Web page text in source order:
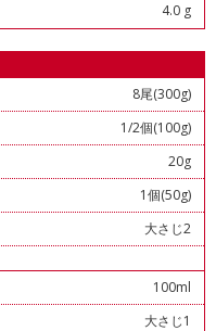
4.0 g
8尾(300g)
1/2個(100g)
20g
1個(50g)
大さじ2
100ml
大さじ1